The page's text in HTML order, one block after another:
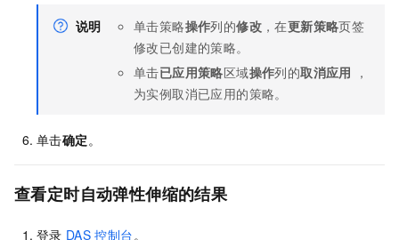
说明 单击策略操作列的修改 ，在更新策略页签
修改已创建的策略。
单击已应用策略区域操作列的取消应用 ，
为实例取消已应用的策略。
单击确定 。
查看定时自动弹性伸缩的结果
登录 DAS 控制台 。